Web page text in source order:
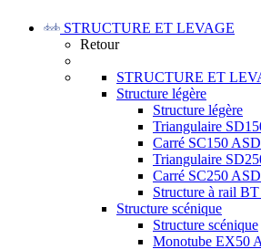
STRUCTURE ET LEVAGE
Retour
STRUCTURE ET
Structure légère
Structure légère
Triangulaire
Carré SC150 ASD
Triangulaire
Carré SC250 ASD
Structure à rail
Structure scénique
Structure scénique
Monotube EX50